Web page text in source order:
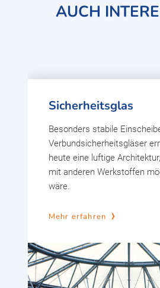
AUCH
Sicherheitsglas
Besonders stabile
Verbundsicherheitsgläser
heute eine luftige
mit anderen Werkstoffen
wäre.
Mehr erfahren